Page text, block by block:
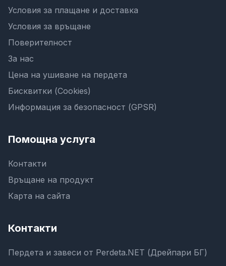
Условия за плащане и доставка
Условия за връщане
Поверителност
За нас
Цена на ушиване на пердета
Бисквитки (Cookies)
Информация за безопасност (GPSR)
Помощна услуга
Контакти
Връщане на продукт
Карта на сайта
Контакти
Пердета и завеси от Perdeta.NET (Дрейпари БГ)